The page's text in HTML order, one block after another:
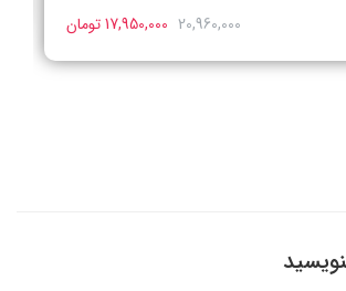
20,960,000 17,950,000 تومان